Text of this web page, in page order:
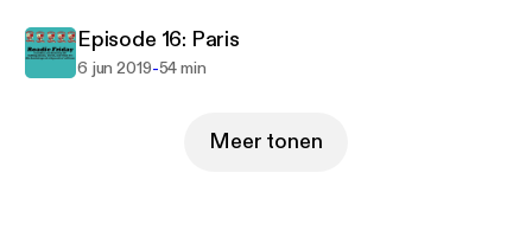
Episode 16: Paris
6 jun 2019-54 min
Meer tonen